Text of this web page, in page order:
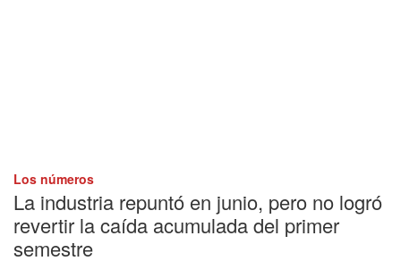
Los números
La industria repuntó en junio, pero no logró
revertir la caída acumulada del primer
semestre